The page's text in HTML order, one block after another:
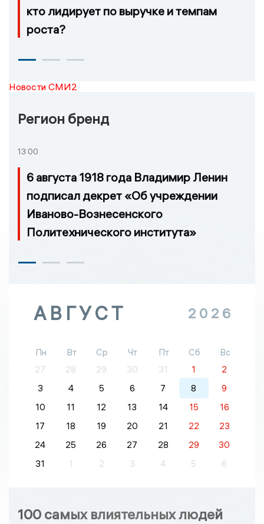
кто лидирует по выручке и темпам
роста?
Новости СМИ2
Регион бренд
13:00
6 августа 1918 года Владимир Ленин
подписал декрет «Об учреждении
Иваново-Вознесенского
Политехнического института»
АВГУСТ 2026
Пн Вт Ср Чт Пт Сб
Вс
27
28 29 30 31 1
2
3
4 5 6 7 8
9
10
11 12 13 14 15
16
17
18 19 20 21 22
23
24
25 26 27 28 29
30
31
1 2 3 4 5 6
100 самых влиятельных людей